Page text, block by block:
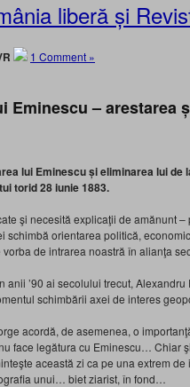
liberă și
1 Comment »
Eminescu – arestarea
lui Eminescu și eliminarea lui de
torid 28 iunie 1883.
şi necesită explicaţii de amănunt
schimbă orientarea politică,
de intrarea noastră în alianţa
anii ’90 ai secolului trecut,
schimbării axei de interes
acordă, de asemenea, o
face legătura cu Eminescu… Chiar
această zi ca pe una extrem
unui… biet ziarist, în fond…